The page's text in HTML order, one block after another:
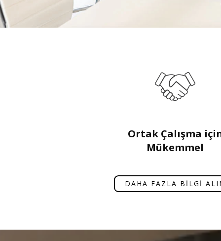
Ortak Çalışma
Mükemmel
DAHA FAZLA BİLGİ